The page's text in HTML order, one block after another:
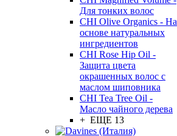
Для тонких волос
CHI Olive Organics - На
основе натуральных
ингредиентов
CHI Rose Hip Oil -
Защита цвета
окрашенных волос с
маслом шиповника
CHI Tea Tree Oil -
Масло чайного дерева
+ ЕЩЕ 13